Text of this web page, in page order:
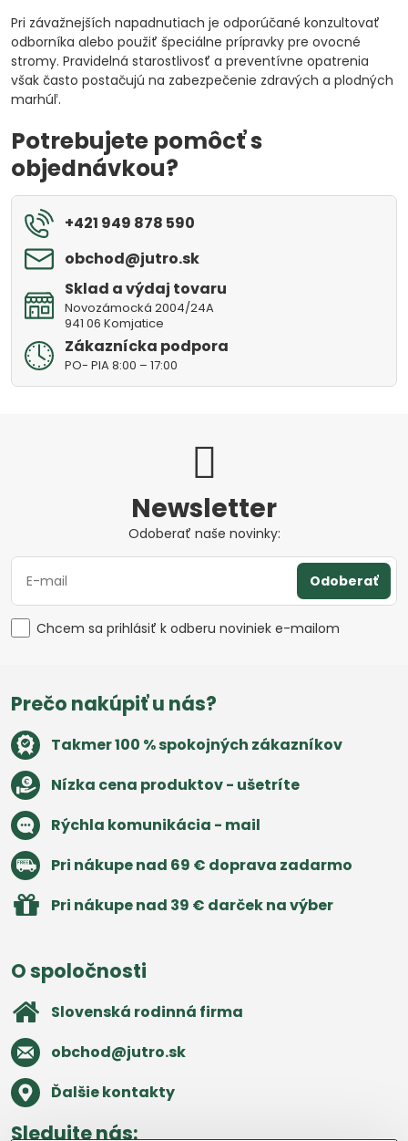
Pri závažnejších napadnutiach je odporúčané konzultovať
odborníka alebo použiť špeciálne prípravky pre ovocné
stromy. Pravidelná starostlivosť a preventívne opatrenia
však často postačujú na zabezpečenie zdravých a plodných
marhúľ.
Potrebujete pomôcť s
objednávkou?
+421 949 878 590
obchod​@jutro​.sk
Sklad a výdaj tovaru
Novozámocká 2004/24A
941 06 Komjatice
Zákaznícka podpora
PO- PIA 8:00 – 17:00
Newsletter
Odoberať naše novinky:
Odoberať
Chcem sa prihlásiť k odberu noviniek e-mailom
Prečo nakúpiť u nás?
Takmer 100 % spokojných zákazníkov
Nízka cena produktov - ušetríte
Rýchla komunikácia - mail
Pri nákupe nad 69 € doprava zadarmo
Pri nákupe nad 39 € darček na výber
O spoločnosti
Slovenská rodinná firma
obchod​@jutro​.sk
Ďalšie kontakty
Sledujte nás: